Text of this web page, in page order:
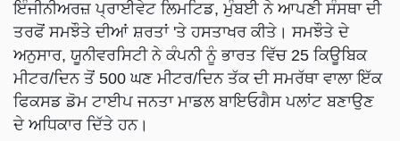
ਇੰਜੀਨੀਅਰਜ਼ ਪ੍ਰਾਈਵੇਟ ਲਿਮਟਿਡ, ਮੁੰਬਈ ਨੇ ਆਪਣੀ ਸੰਸਥਾ ਦੀ
ਤਰਫੋਂ ਸਮਝੌਤੇ ਦੀਆਂ ਸ਼ਰਤਾਂ 'ਤੇ ਹਸਤਾਖਰ ਕੀਤੇ। ਸਮਝੌਤੇ ਦੇ
ਅਨੁਸਾਰ, ਯੂਨੀਵਰਸਿਟੀ ਨੇ ਕੰਪਨੀ ਨੂੰ ਭਾਰਤ ਵਿੱਚ 25 ਕਿਊਬਿਕ
ਮੀਟਰ/ਦਿਨ ਤੋਂ 500 ਘਣ ਮੀਟਰ/ਦਿਨ ਤੱਕ ਦੀ ਸਮਰੱਥਾ ਵਾਲਾ ਇੱਕ
ਫਿਕਸਡ ਡੋਮ ਟਾਈਪ ਜਨਤਾ ਮਾਡਲ ਬਾਇਓਗੈਸ ਪਲਾਂਟ ਬਣਾਉਣ
ਦੇ ਅਧਿਕਾਰ ਦਿੱਤੇ ਹਨ।